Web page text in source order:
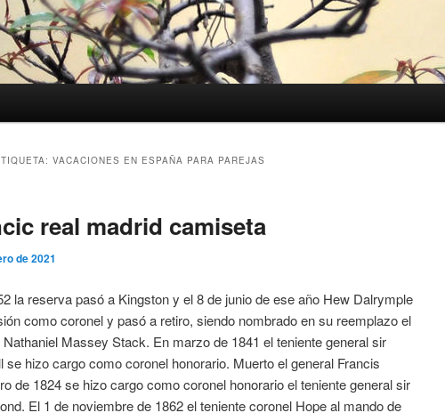
VACACIONES EN ESPAÑA PARA PAREJAS
real madrid camiseta
de 2021
la reserva pasó a Kingston y el 8 de junio de ese año Hew Dalrymple
como coronel y pasó a retiro, siendo nombrado en su reemplazo el
Massey Stack. En marzo de 1841 el teniente general sir
se hizo cargo como coronel honorario. Muerto el general Francis
de 1824 se hizo cargo como coronel honorario el teniente general sir
El 1 de noviembre de 1862 el teniente coronel Hope al mando de